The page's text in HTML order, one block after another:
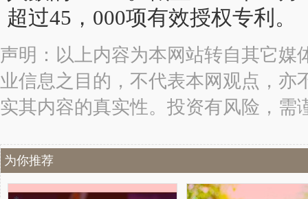
超过45，000项有效授权专利。
声明：以上内容为本网站转自其它媒
业信息之目的，不代表本网观点，亦
实其内容的真实性。投资有风险，需
为你推荐